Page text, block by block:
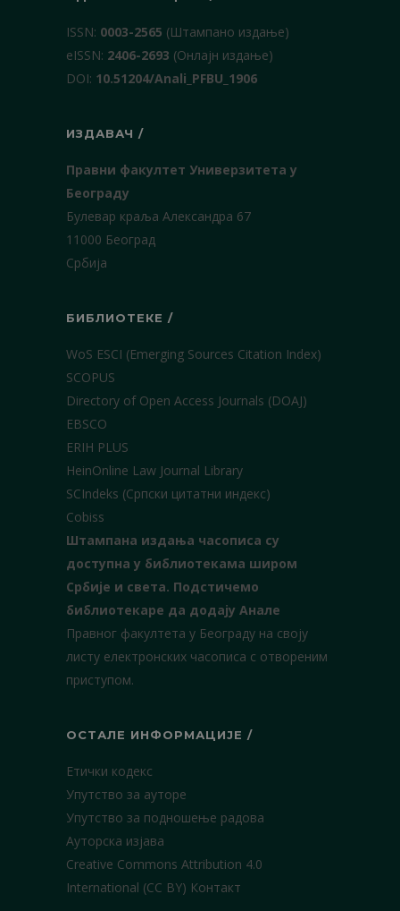
ISSN: 0003-2565 (Штампано издање)
еISSN: 2406-2693 (Онлајн издање)
DOI: 10.51204/Anali_PFBU_1906
ИЗДАВАЧ /
Правни факултет Универзитета у
Београду
Булевар краља Александра 67
11000 Београд
Србија
БИБЛИОТЕКЕ /
WoS ESCI (Emerging Sources Citation Index)
SCOPUS
Directory of Open Access Journals (DOAJ)
EBSCO
ERIH PLUS
HeinOnline Law Journal Library
SCIndeks (Српски цитатни индекс)
Cobiss
Штампана издања часописа су
доступна у библиотекама широм
Србије и света. Подстичемо
библиотекаре да додају Анале
Правног факултета у Београду на своју
листу електронских часописа с отвореним
приступом.
ОСТАЛЕ ИНФОРМАЦИЈЕ /
Етички кодекс
Упутство за ауторе
Упутство за подношење радова
Ауторска изјава
Creative Commons Attribution 4.0
International (CC BY) Контакт